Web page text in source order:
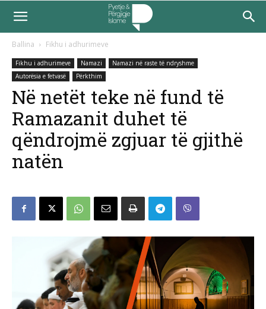
Ballina Fikhu i adhurimeve
Fikhu i adhurimeve Namazi
Namazi në raste të ndryshme
Autorësia e fetvasë
Përkthim
Në netët teke në fund të
Ramazanit duhet të
qëndrojmë zgjuar të gjithë
natën